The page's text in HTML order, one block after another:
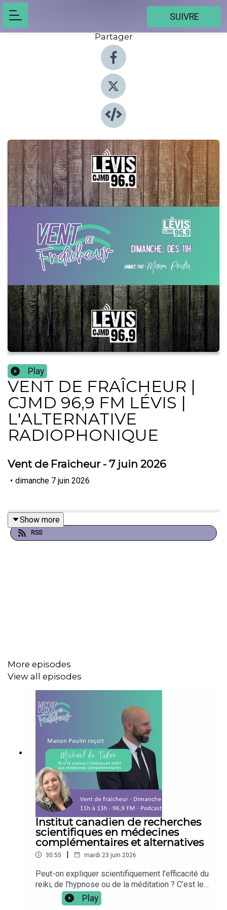
SUIVRE
Partager
Play
VENT DE FRAÎCHEUR |
CJMD 96,9 FM LÉVIS |
L'ALTERNATIVE
RADIOPHONIQUE
Vent de Fraicheur - 7 juin 2026
• dimanche 7 juin 2026
Show more
RSS
More episodes
View all episodes
Institut canadien de recherches
scientifiques en médecines
complémentaires et alternatives
30:55 | mardi 23 juin 2026
Peut-on expliquer scientifiquement l’efficacité du
reiki, de l’hypnose ou de la méditation ? C’est le
pari audacieux de Michael de Tudor, chercheur et
fondateur de l’Institut canadien de recherches
Play